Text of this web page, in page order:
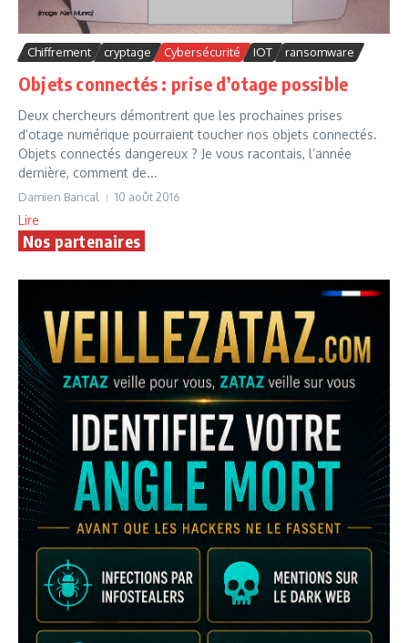
Chiffrement cryptage Cybersécurité IOT ransomware
Objets connectés : prise d’otage possible
Deux chercheurs démontrent que les prochaines prises
d’otage numérique pourraient toucher nos objets connectés.
Objets connectés dangereux ? Je vous racontais, l’année
dernière, comment de...
Damien Bancal 10 août 2016
Lire
Nos partenaires